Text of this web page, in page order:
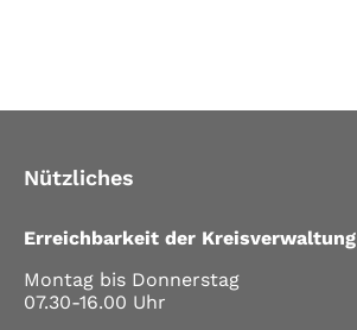
Nützliches
Erreichbarkeit der Kreisverwaltung
Montag bis Donnerstag
07.30-16.00 Uhr